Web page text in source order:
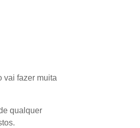
vai fazer muita
qualquer